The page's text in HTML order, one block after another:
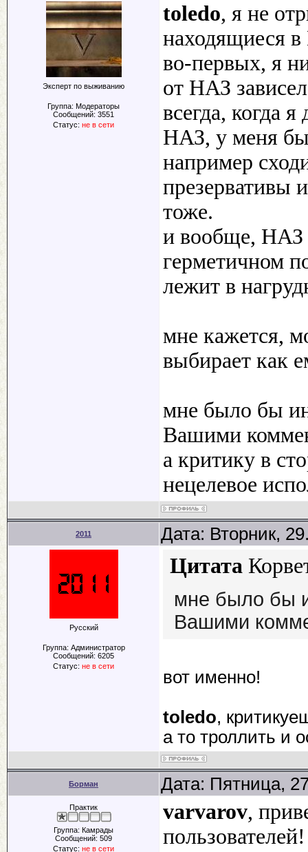
Эксперт по выживанию
Группа: Модераторы
Сообщений: 3551
Статус: не в сети
toledo, я не
находящиеся
во-первых, я
от НАЗ
всегда, когда
НАЗ, у меня
например
презервативы
тоже.
и вообще, НАЗ
герметичном
лежит в
мне кажется,
выбирает как
мне было бы
Вашими
а критику в
нецелевое
2011 Дата: Вторник,
Русский
Группа: Администратор
Сообщений: 6205
Статус: не в сети
Цитата
мне было бы
Вашими
вот именно!
toledo,
а то троллить и
Борман Дата: Пятница,
Практик
Группа: Камрады
Сообщений: 509
Статус: не в сети
varvarov,
пользователей!